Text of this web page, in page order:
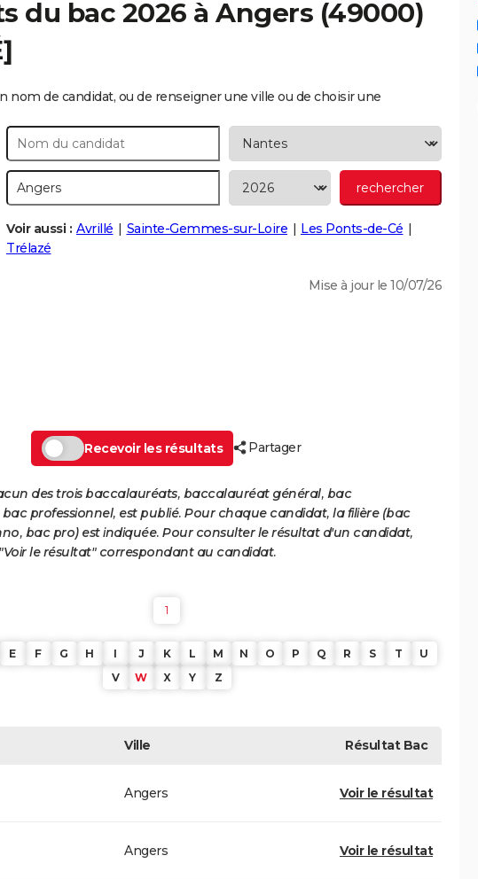
du bac 2026 à Angers (49000)
nom de candidat, ou de renseigner une ville ou de choisir une
Voir aussi : Avrillé Sainte-Gemmes-sur-Loire
Les Ponts-de-Cé
Trélazé
Mise à jour le 10/07/26
Recevoir les résultats Partager
des trois baccalauréats, baccalauréat général, bac
professionnel, est publié. Pour chaque candidat, la filière (bac
bac pro) est indiquée. Pour consulter le résultat d'un candidat,
le résultat" correspondant au candidat.
1
E F G H I J K L M N O P Q R S T
U
V
W X Y Z
Ville RésultatBac
Angers Voir le résultat
Angers Voir le résultat